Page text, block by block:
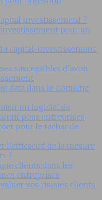
investissement ?
pour un
capital-investissement
susceptibles d’avoir
data dans le domaine
un logiciel de
pour entreprises
pour le rachat de
l’efficacité de la mesure
?
clients dans les
entreprises
vos risques clients